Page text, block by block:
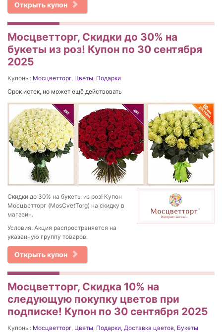
Открыть купон
Мосцветторг, Скидки до 30% на
букеты из роз! Купон по 30 сентября
2025
Купоны: Мосцветторг, Цветы, Подарки
Срок истек, но может ещё действовать
Скидки до 30% на букеты из роз! Купон
Мосцветторг (MosCvetTorg) на скидку в
магазин.
Условия: Акция распространяется на
указанную группу товаров.
Открыть купон
Мосцветторг, Скидка 10% на
следующую покупку цветов при
подписке! Купон по 30 сентября 2025
Купоны: Мосцветторг Цветы Подарки Доставка цветов Букеты